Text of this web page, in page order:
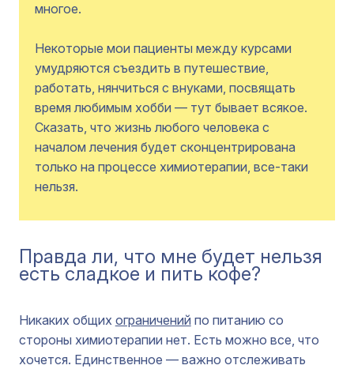
многое.
Некоторые мои пациенты между курсами
умудряются съездить в путешествие,
работать, нянчиться с внуками, посвящать
время любимым хобби — тут бывает всякое.
Сказать, что жизнь любого человека с
началом лечения будет сконцентрирована
только на процессе химиотерапии, все-таки
нельзя.
Правда ли, что мне будет нельзя
есть сладкое и пить кофе?
Никаких общих ограничений по питанию со
стороны химиотерапии нет. Есть можно все, что
хочется. Единственное — важно отслеживать